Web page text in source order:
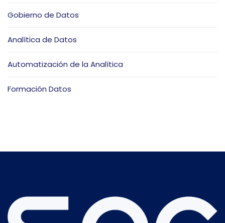
Gobierno de Datos
Analítica de Datos
Automatización de la Analítica
Formación Datos